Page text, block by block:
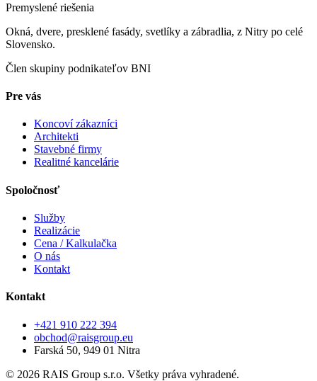
Premyslené riešenia
Okná, dvere, presklené fasády, svetlíky a zábradlia, z Nitry po celé
Slovensko.
Člen skupiny podnikateľov BNI
Pre vás
Koncoví zákazníci
Architekti
Stavebné firmy
Realitné kancelárie
Spoločnosť
Služby
Realizácie
Cena / Kalkulačka
O nás
Kontakt
Kontakt
+421 910 222 394
obchod@raisgroup.eu
Farská 50, 949 01 Nitra
© 2026 RAIS Group s.r.o. Všetky práva vyhradené.